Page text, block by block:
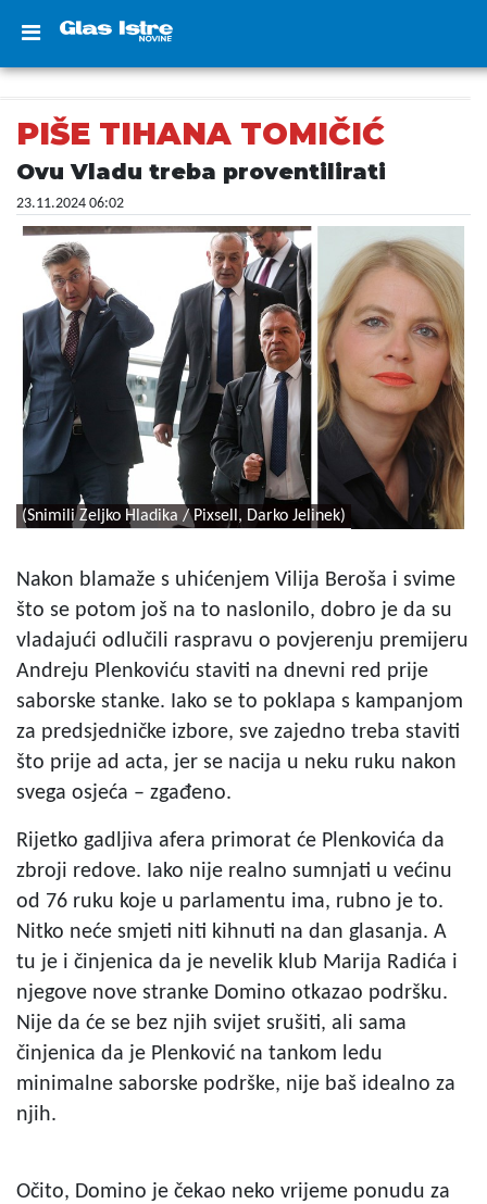
PIŠE TIHANA TOMIČIĆ
Ovu Vladu treba proventilirati
23.11.2024 06:02
(Snimili Zeljko Hladika / Pixsell, Darko Jelinek)
Nakon blamaže s uhićenjem Vilija Beroša i svime
što se potom još na to naslonilo, dobro je da su
vladajući odlučili raspravu o povjerenju premijeru
Andreju Plenkoviću staviti na dnevni red prije
saborske stanke. Iako se to poklapa s kampanjom
za predsjedničke izbore, sve zajedno treba staviti
što prije ad acta, jer se nacija u neku ruku nakon
svega osjeća – zgađeno.
Rijetko gadljiva afera primorat će Plenkovića da
zbroji redove. Iako nije realno sumnjati u većinu
od 76 ruku koje u parlamentu ima, rubno je to.
Nitko neće smjeti niti kihnuti na dan glasanja. A
tu je i činjenica da je nevelik klub Marija Radića i
njegove nove stranke Domino otkazao podršku.
Nije da će se bez njih svijet srušiti, ali sama
činjenica da je Plenković na tankom ledu
minimalne saborske podrške, nije baš idealno za
njih.
Očito, Domino je čekao neko vrijeme ponudu za